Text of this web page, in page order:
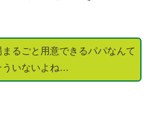
るごと用意できるパパなんて
ういないよね…